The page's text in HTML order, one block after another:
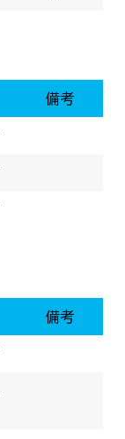
備考
備考